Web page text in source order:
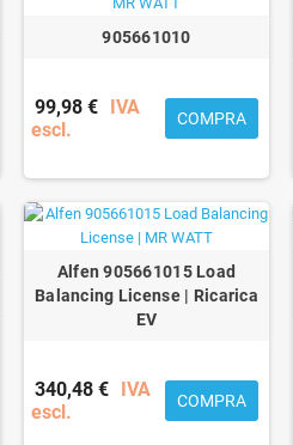
905661010
99,98 € IVA
escl.
COMPRA
Alfen 905661015 Load
Balancing License | Ricarica
EV
340,48 € IVA
escl.
COMPRA